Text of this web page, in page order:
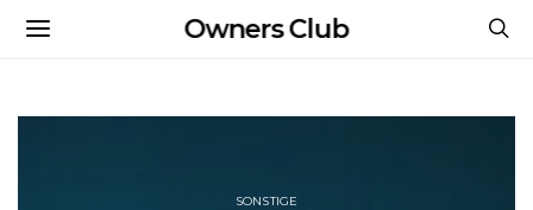
Owners Club
SONSTIGE